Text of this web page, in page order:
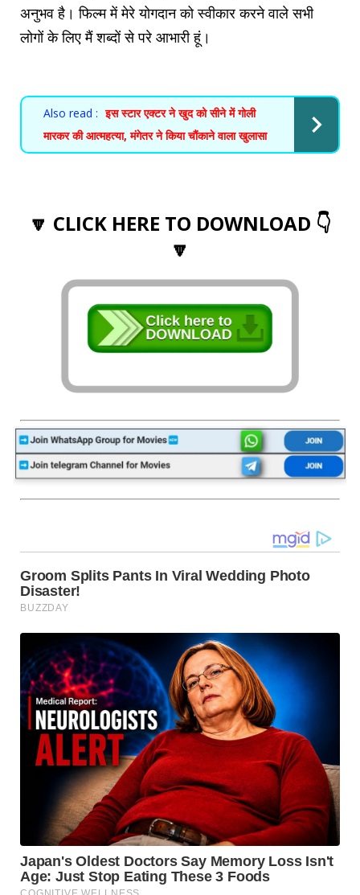
अनुभव है। फिल्म में मेरे योगदान को स्वीकार करने वाले सभी
लोगों के लिए मैं शब्दों से परे आभारी हूं।
Also read : इस स्टार एक्टर ने खुद को सीने में गोली
मारकर की आत्महत्या, मंगेतर ने किया चौंकाने वाला खुलासा
🔽 CLICK HERE TO DOWNLOAD 👇
🔽